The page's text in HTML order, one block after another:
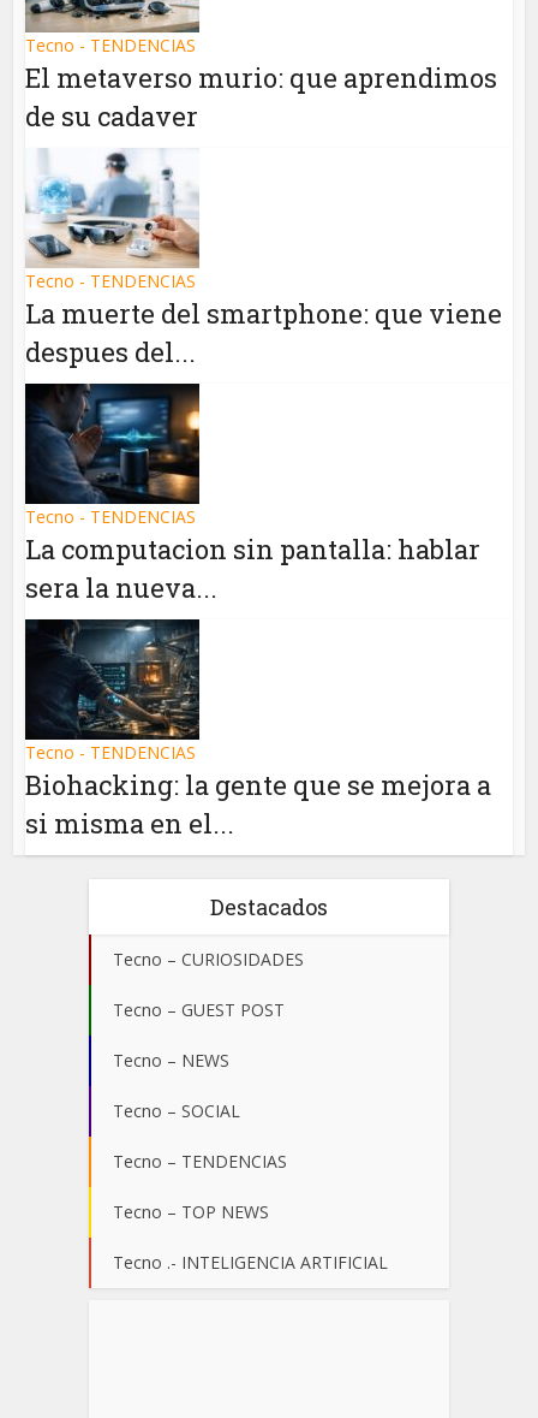
Tecno - TENDENCIAS
El metaverso murio: que aprendimos
de su cadaver
Tecno - TENDENCIAS
La muerte del smartphone: que viene
despues del...
Tecno - TENDENCIAS
La computacion sin pantalla: hablar
sera la nueva...
Tecno - TENDENCIAS
Biohacking: la gente que se mejora a
si misma en el...
Destacados
Tecno – CURIOSIDADES
Tecno – GUEST POST
Tecno – NEWS
Tecno – SOCIAL
Tecno – TENDENCIAS
Tecno – TOP NEWS
Tecno .- INTELIGENCIA ARTIFICIAL